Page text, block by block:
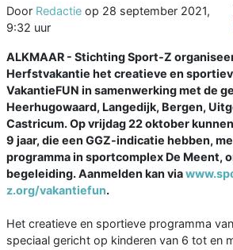
Door Redactie op 28 september 2021,
9:32 uur
ALKMAAR - Stichting Sport-Z
Herfstvakantie het creatieve en
VakantieFUN in samenwerking met de
Heerhugowaard, Langedijk, Bergen,
Castricum. Op vrijdag 22 oktober
9 jaar, die een GGZ-indicatie hebben,
programma in sportcomplex De Meent,
begeleiding. Aanmelden kan via
z.org/vakantiefun.
Het creatieve en sportieve programma
speciaal gericht op kinderen van 6 tot en